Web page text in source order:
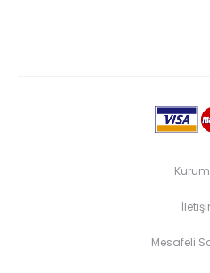
Mesafeli